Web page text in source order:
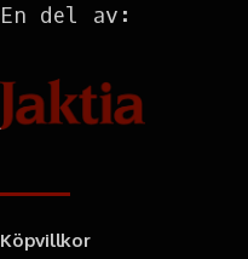
En del av:
Köpvillkor